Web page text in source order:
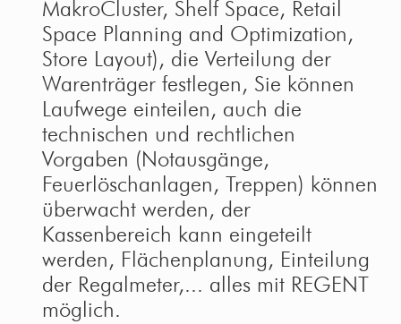
MakroCluster, Shelf Space, Retail
Space Planning and Optimization,
Store Layout), die Verteilung der
Warenträger festlegen, Sie können
Laufwege einteilen, auch die
technischen und rechtlichen
Vorgaben (Notausgänge,
Feuerlöschanlagen, Treppen) können
überwacht werden, der
Kassenbereich kann eingeteilt
werden, Flächenplanung, Einteilung
der Regalmeter,... alles mit REGENT
möglich.